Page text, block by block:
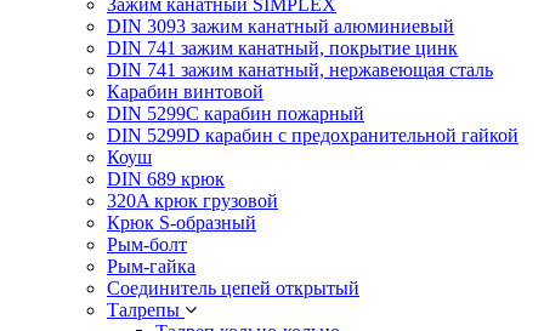
DIN 3093 зажим канатный алюминиевый
DIN 741 зажим канатный, покрытие цинк
DIN 741 зажим канатный, нержавеющая сталь
Карабин винтовой
DIN 5299C карабин пожарный
DIN 5299D карабин с предохранительной гайкой
Коуш
DIN 689 крюк
320A крюк грузовой
Крюк S-образный
Рым-болт
Рым-гайка
Соединитель цепей открытый
Талрепы